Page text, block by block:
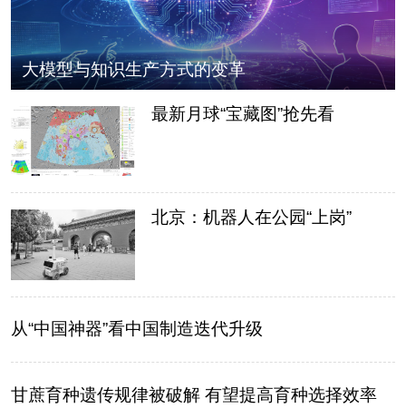
大模型与知识生产方式的变革
最新月球“宝藏图”抢先看
北京：机器人在公园“上岗”
从“中国神器”看中国制造迭代升级
甘蔗育种遗传规律被破解 有望提高育种选择效率